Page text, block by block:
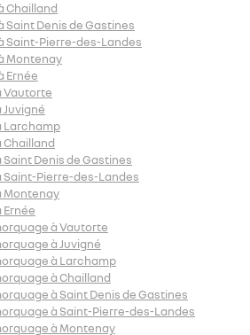
Chailland
Saint Denis de Gastines
Saint-Pierre-des-Landes
Montenay
Ernée
Vautorte
Juvigné
Larchamp
Chailland
Denis de Gastines
Saint-Pierre-des-Landes
Montenay
Ernée
à Vautorte
à Juvigné
à Larchamp
à Chailland
à Saint Denis de Gastines
à Saint-Pierre-des-Landes
à Montenay